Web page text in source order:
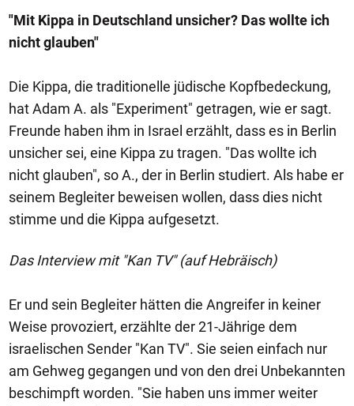
"Mit Kippa in Deutschland unsicher? Das wollte ich
nicht glauben"
Die Kippa, die traditionelle jüdische Kopfbedeckung,
hat Adam A. als "Experiment" getragen, wie er sagt.
Freunde haben ihm in Israel erzählt, dass es in Berlin
unsicher sei, eine Kippa zu tragen. "Das wollte ich
nicht glauben", so A., der in Berlin studiert. Als habe er
seinem Begleiter beweisen wollen, dass dies nicht
stimme und die Kippa aufgesetzt.
Das Interview mit "Kan TV" (auf Hebräisch)
Er und sein Begleiter hätten die Angreifer in keiner
Weise provoziert, erzählte der 21-Jährige dem
israelischen Sender "Kan TV". Sie seien einfach nur
am Gehweg gegangen und von den drei Unbekannten
beschimpft worden. "Sie haben uns immer weiter